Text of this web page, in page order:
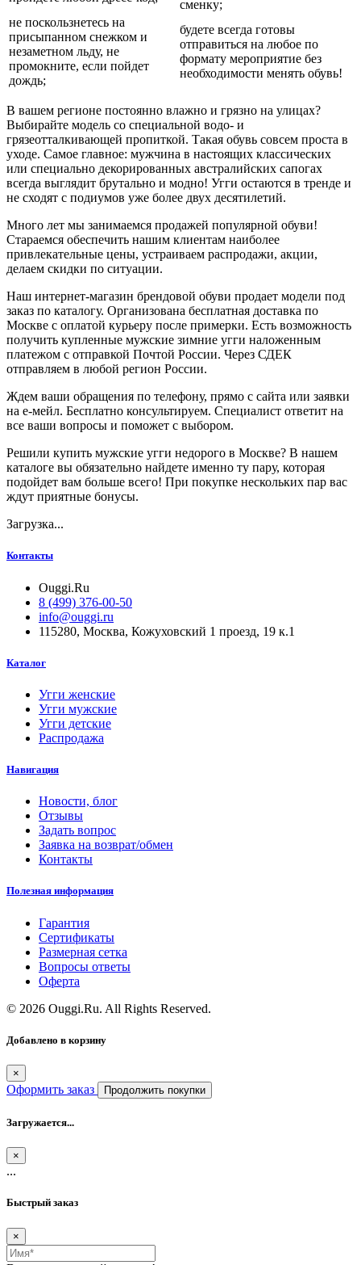
сменку;
не поскользнетесь на
присыпанном снежком и
незаметном льду, не
промокните, если пойдет
дождь;
будете всегда готовы
отправиться на любое по
формату мероприятие без
необходимости менять обувь!
В вашем регионе постоянно влажно и грязно на улицах?
Выбирайте модель со специальной водо- и
грязеотталкивающей пропиткой. Такая обувь совсем проста в
уходе. Самое главное: мужчина в настоящих классических
или специально декорированных австралийских сапогах
всегда выглядит брутально и модно! Угги остаются в тренде и
не сходят с подиумов уже более двух десятилетий.
Много лет мы занимаемся продажей популярной обуви!
Стараемся обеспечить нашим клиентам наиболее
привлекательные цены, устраиваем распродажи, акции,
делаем скидки по ситуации.
Наш интернет-магазин брендовой обуви продает модели под
заказ по каталогу. Организована бесплатная доставка по
Москве с оплатой курьеру после примерки. Есть возможность
получить купленные мужские зимние угги наложенным
платежом с отправкой Почтой России. Через СДЕК
отправляем в любой регион России.
Ждем ваши обращения по телефону, прямо с сайта или заявки
на е-мейл. Бесплатно консультируем. Специалист ответит на
все ваши вопросы и поможет с выбором.
Решили купить мужские угги недорого в Москве? В нашем
каталоге вы обязательно найдете именно ту пару, которая
подойдет вам больше всего! При покупке нескольких пар вас
ждут приятные бонусы.
Загрузка...
Контакты
Ouggi.Ru
8 (499) 376-00-50
info@ouggi.ru
115280, Москва, Кожуховский 1 проезд, 19 к.1
Каталог
Угги женские
Угги мужские
Угги детские
Распродажа
Навигация
Новости, блог
Отзывы
Задать вопрос
Заявка на возврат/обмен
Контакты
Полезная информация
Гарантия
Сертификаты
Размерная сетка
Вопросы ответы
Оферта
© 2026 Ouggi.Ru. All Rights Reserved.
Добавлено в корзину
×
Оформить заказ Продолжить покупки
Загружается...
×
...
Быстрый заказ
×